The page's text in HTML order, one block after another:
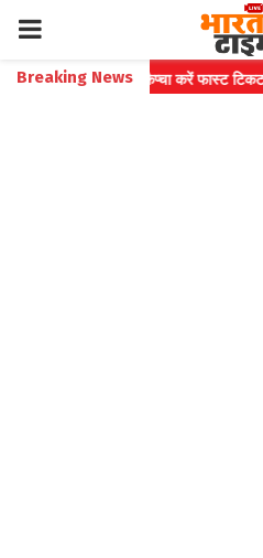
PRIMARY
MENU
Breaking News
बिना कैप्चा करें फास्ट टिकट बुकिंग